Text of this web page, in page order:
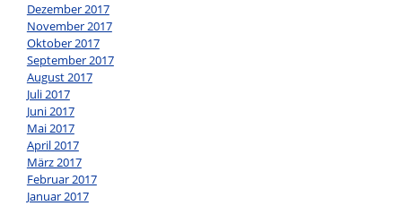
Dezember 2017
November 2017
Oktober 2017
September 2017
August 2017
Juli 2017
Juni 2017
Mai 2017
April 2017
März 2017
Februar 2017
Januar 2017